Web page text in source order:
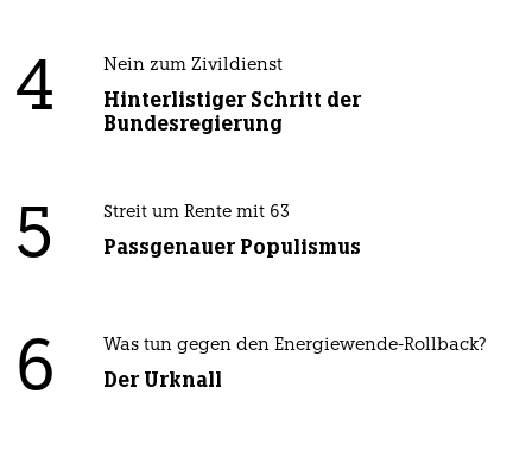
4 Nein zum Zivildienst
Hinterlistiger Schritt der
Bundesregierung
5 Streit um Rente mit 63
Passgenauer Populismus
6 Was tun gegen den Energiewende-Rollback?
Der Urknall